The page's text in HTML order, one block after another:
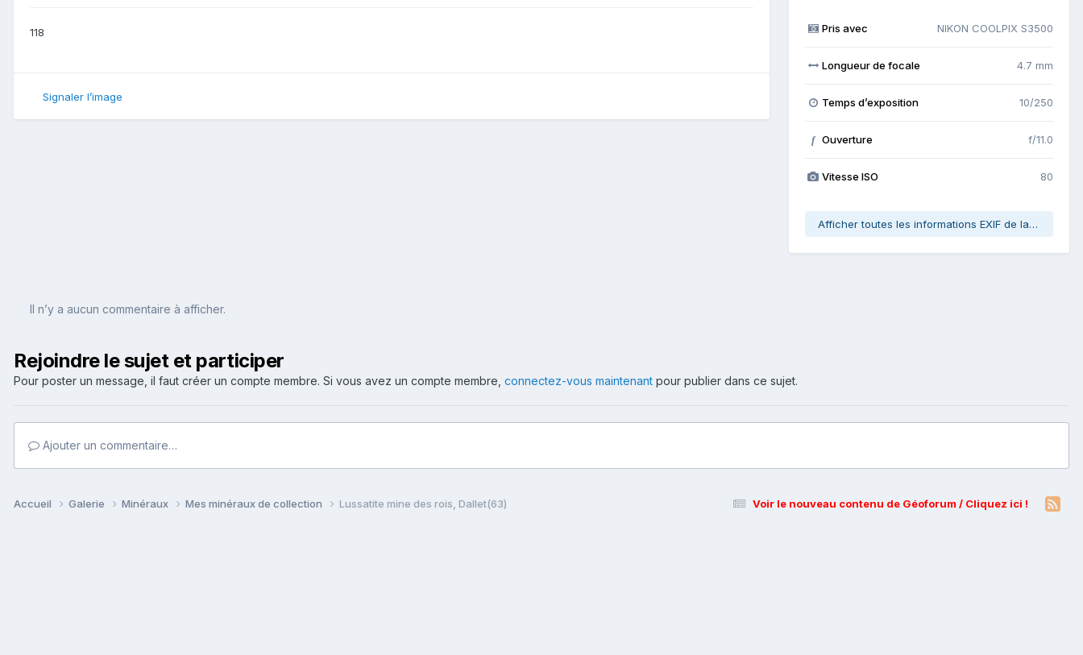
118
Signaler l’image
Pris avec NIKON COOLPIX S3500
Longueur de focale 4.7 mm
Temps d’exposition 10/250
f Ouverture f/11.0
Vitesse ISO 80
Afficher toutes les informations EXIF de la photo
Il n’y a aucun commentaire à afficher.
Rejoindre le sujet et participer
Pour poster un message, il faut créer un compte membre. Si vous avez un compte membre, connectez-vous maintenant pour publier dans ce sujet.
Ajouter un commentaire…
Voir le nouveau contenu de Géoforum / Cliquez ici !
Accueil Galerie Minéraux Mes minéraux de collection Lussatite mine des rois, Dallet(63)